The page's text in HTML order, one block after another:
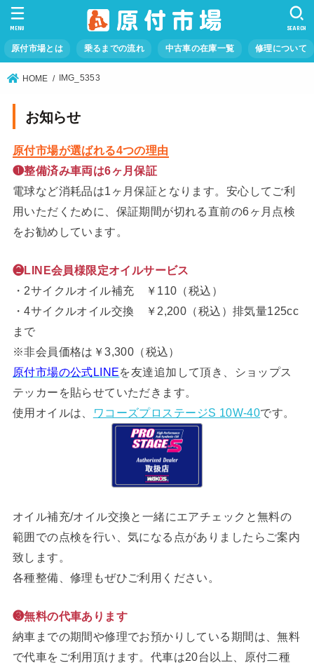
原付市場とは 乗るまでの流れ 中古車の在庫一覧 修理について
SEARCH
MENU
HOME IMG_5353
お知らせ
原付市場が選ばれる4つの理由
❶整備済み車両は6ヶ月保証
電球など消耗品は1ヶ月保証となります。安心してご利
用いただくために、保証期間が切れる直前の6ヶ月点検
をお勧めしています。
❷LINE会員様限定オイルサービス
・2サイクルオイル補充 ￥110（税込）
・4サイクルオイル交換 ￥2,200（税込）排気量125cc
まで
※非会員価格は￥3,300（税込）
原付市場の公式LINEを友達追加して頂き、ショップス
テッカーを貼らせていただきます。
使用オイルは、
ワコーズプロステージS 10W-40です。
オイル補充/オイル交換と一緒にエアチェックと無料の
範囲での点検を行い、気になる点がありましたらご案内
致します。
各種整備、修理もぜひご利用ください。
❸無料の代車あります
納車までの期間や修理でお預かりしている期間は、無料
で代車をご利用頂けます。代車は20台以上、原付二種